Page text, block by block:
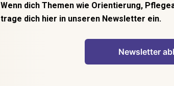
Wenn dich Themen wie Orientierung,
trage dich hier in unseren Newsletter ein.
Newsletter